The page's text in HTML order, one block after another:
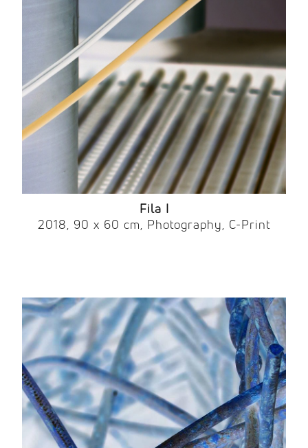
Fila I
2018, 90 x 60 cm, Photography, C-Print